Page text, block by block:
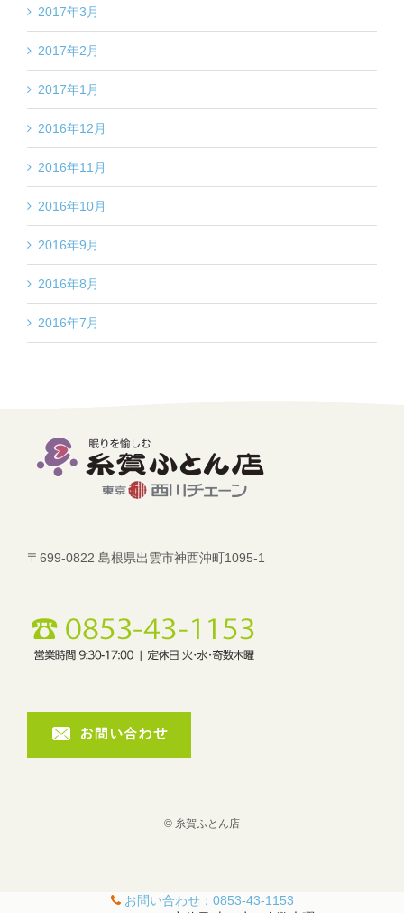
2017年3月
2017年2月
2017年1月
2016年12月
2016年11月
2016年10月
2016年9月
2016年8月
2016年7月
お問い合わせ： 0853-43-1153
〒699-0822 島根県出雲市神西沖町1095-1
© 糸賀ふとん店